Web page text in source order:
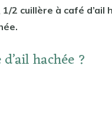
1/2 cuillère à café d’ail
hachée ?